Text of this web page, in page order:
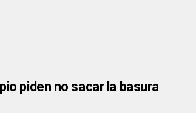
piden no sacar la basura